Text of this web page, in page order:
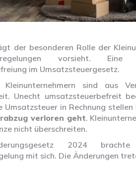
der besonderen Rolle der
vorsieht.
im Umsatzsteuergesetz.
sind aus
Unecht umsatzsteuerbefreit
Umsatzsteuer in Rechnung
verloren geht.
nicht überschreiten.
2024
mit sich. Die Änderungen